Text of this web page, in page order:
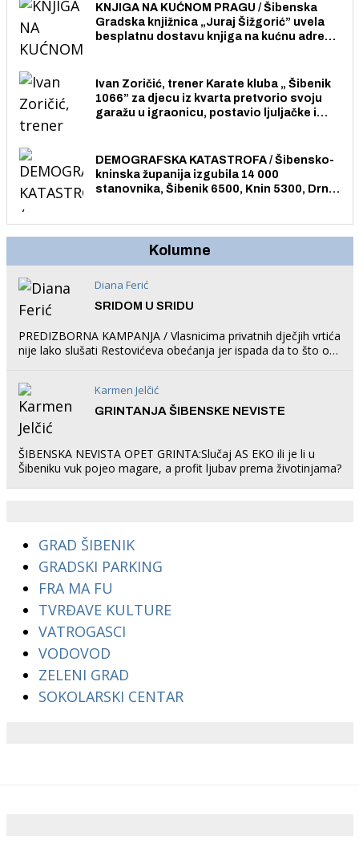
KNJIGA NA KUĆNOM PRAGU / Šibenska
Gradska knjižnica „Juraj Šižgorić” uvela
besplatnu dostavu knjiga na kućnu adresu
Ivan Zoričić, trener Karate kluba „ Šibenik
1066” za djecu iz kvarta pretvorio svoju
garažu u igraonicu, postavio ljuljačke i
DEMOGRAFSKA KATASTROFA / Šibensko-
kninska županija izgubila 14 000
stanovnika, Šibenik 6500, Knin 5300, Drniš
Kolumne
Diana Ferić
SRIDOM U SRIDU
PREDIZBORNA KAMPANJA / Vlasnicima privatnih dječjih vrtića
nije lako slušati Restovićeva obećanja jer ispada da to što oni
Karmen Jelčić
GRINTANJA ŠIBENSKE NEVISTE
ŠIBENSKA NEVISTA OPET GRINTA:Slučaj AS EKO ili je li u
Šibeniku vuk pojeo magare, a profit ljubav prema životinjama?
GRAD ŠIBENIK
GRADSKI PARKING
FRA MA FU
TVRĐAVE KULTURE
VATROGASCI
VODOVOD
ZELENI GRAD
SOKOLARSKI CENTAR